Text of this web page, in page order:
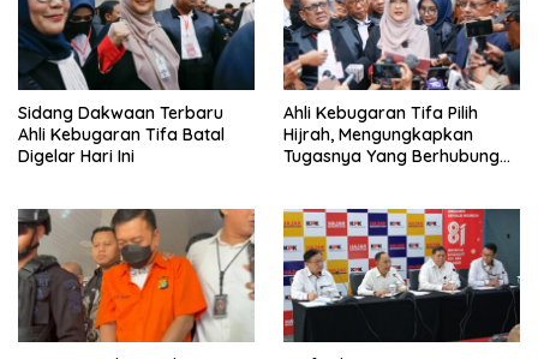
Sidang Dakwaan Terbaru
Ahli Kebugaran Tifa Batal
Digelar Hari Ini
Ahli Kebugaran Tifa Pilih
Hijrah, Mengungkapkan
Tugasnya Yang Berhubungan